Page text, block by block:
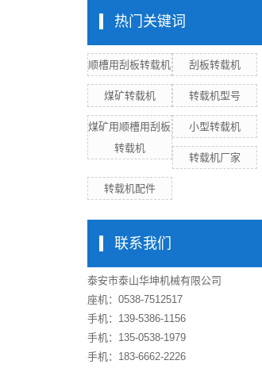
热门关键词
顺槽用刮板转载机 刮板转载机
煤矿转载机 转载机型号
煤矿用顺槽用刮板
转载机
小型转载机
转载机厂家
转载机配件
联系我们
泰安市泰山华坤机械有限公司
座机：0538-7512517
手机：139-5386-1156
手机：135-0538-1979
手机：183-6662-2226